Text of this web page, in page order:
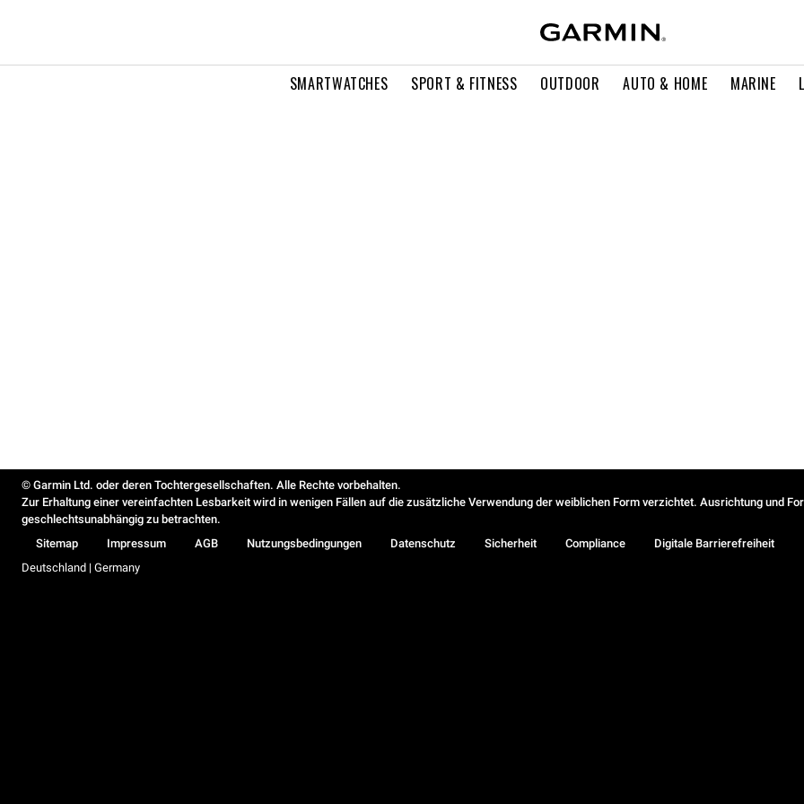
SMARTWATCHES SPORT & FITNESS OUTDOOR AUTO & HOME MARINE
© Garmin Ltd. oder deren Tochtergesellschaften. Alle Rechte vorbehalten.
Zur Erhaltung einer vereinfachten Lesbarkeit wird in wenigen Fällen auf die zusätzliche Verwendung der weiblichen Form verzichtet. Ausrichtung und
geschlechtsunabhängig zu betrachten.
Sitemap
Impressum AGB Nutzungsbedingungen Datenschutz Sicherheit Compliance
Digitale Barrierefreiheit
Deutschland | Germany